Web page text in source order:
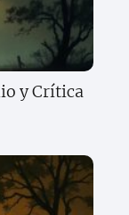
y Crítica